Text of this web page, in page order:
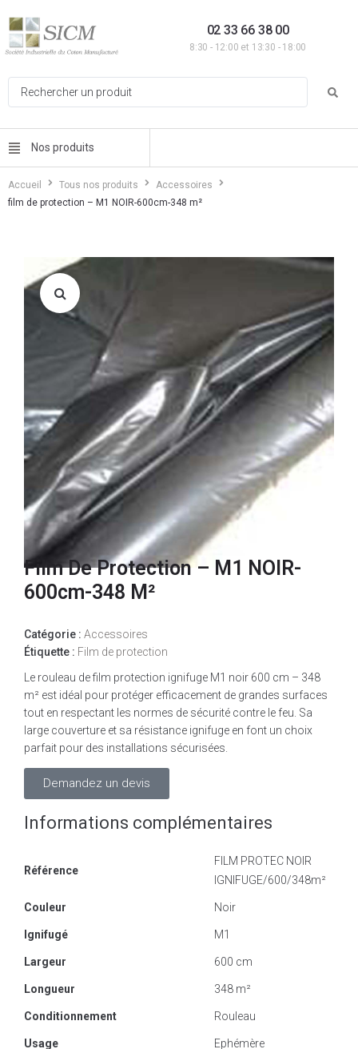
02 33 66 38 00
8:30 - 12:00 et 13:30 - 18:00
Nos produits
Accueil Tous nos produits
Accessoires
film de protection – M1 NOIR-600cm-348 m²
Film De Protection – M1 NOIR-
600cm-348 M²
Catégorie : Accessoires
Étiquette : Film de protection
Le rouleau de film protection ignifuge M1 noir 600 cm – 348
m² est idéal pour protéger efficacement de grandes surfaces
tout en respectant les normes de sécurité contre le feu. Sa
large couverture et sa résistance ignifuge en font un choix
parfait pour des installations sécurisées.
Demandez un devis
Informations complémentaires
Référence
FILM PROTEC NOIR
IGNIFUGE/600/348m²
Couleur Noir
Ignifugé M1
Largeur 600 cm
Longueur 348 m²
Conditionnement Rouleau
Usage Ephémère